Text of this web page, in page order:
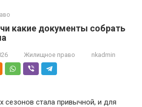
какие документы собрать
Жилищное право nkadmin
сезонов стала привычной, и для